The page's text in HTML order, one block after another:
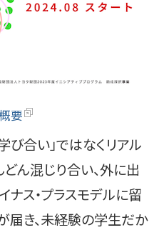
要
び合い」ではなくリアル
どん混じり合い、外に出
ナス・プラスモデルに留
届き、未経験の学生だか